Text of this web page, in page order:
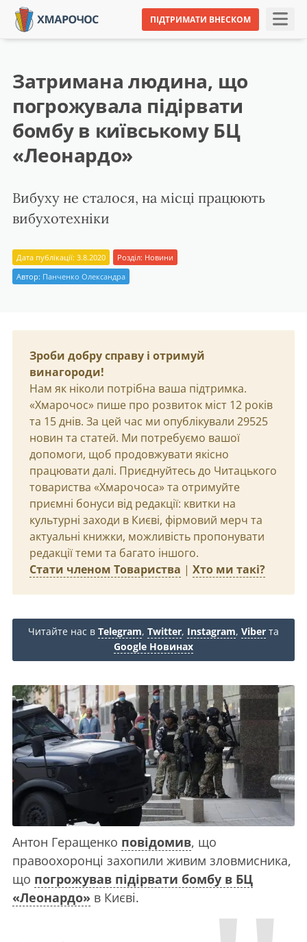
ПІДТРИМАТИ ВНЕСКОМ
Затримана людина, що
погрожувала підірвати
бомбу в київському БЦ
«Леонардо»
Вибуху не сталося, на місці працюють
вибухотехніки
Дата публікації: 3.8.2020 Розділ: Новини
Автор: Панченко Олександра
Зроби добру справу і отримуй
винагороди!
Нам як ніколи потрібна ваша підтримка.
«Хмарочос» пише про розвиток міст 12 років
та 15 днів. За цей час ми опублікували 29525
новин та статей. Ми потребуємо вашої
допомоги, щоб продовжувати якісно
працювати далі. Приєднуйтесь до Читацького
товариства «Хмарочоса» та отримуйте
приємні бонуси від редакції: квитки на
культурні заходи в Києві, фірмовий мерч та
актуальні книжки, можливість пропонувати
редакції теми та багато іншого.
Стати членом Товариства | Хто ми такі?
Читайте нас в Telegram, Twitter, Instagram, Viber та
Google Новинах
Антон Геращенко повідомив, що
правоохоронці захопили живим зловмисника,
що погрожував підірвати бомбу в БЦ
«Леонардо» в Києві.